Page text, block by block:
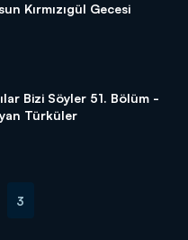
Kırmızıgül Gecesi
Bizi Söyler 51. Bölüm -
Türküler
3